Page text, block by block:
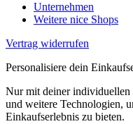
Unternehmen
Weitere nice Shops
Vertrag widerrufen
Personalisiere dein
Nur mit deiner
und weitere Technologien,
Einkaufserlebnis zu bieten.